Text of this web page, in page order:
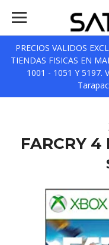
PRECIOS VALIDOS
TIENDAS FISICAS EN
1001 - 1051 Y 5197.
FARCRY 4